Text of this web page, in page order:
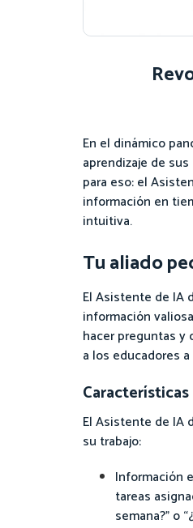
En el dinámico
aprendizaje de
para eso: el
información en
intuitiva.
Tu aliado
El Asistente de IA
información
hacer preguntas y
a los educadores
El Asistente de IA
su trabajo:
Información
tareas
semana?” o